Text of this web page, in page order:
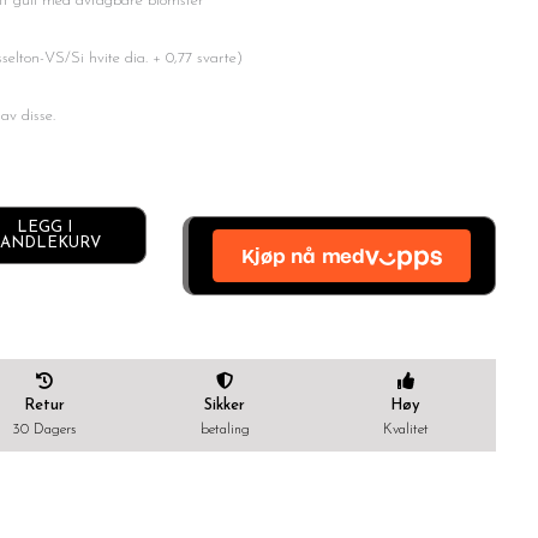
VS/Si hvite dia. + 0,77 svarte)
disse.
LEGG I
Alternative:
Retur
30 Dagers
Sikker
betaling
Høy
Kvalitet